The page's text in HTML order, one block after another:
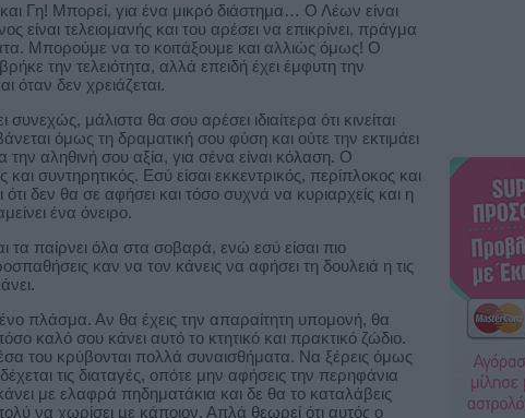
Γη! Μπορεί, για ένα μικρό διάστημα… Ο Λέων είναι
τελειομανής και του αρέσει να επικρίνει, πράγμα
Μπορούμε να το κοιτάξουμε και αλλιώς όμως! Ο
την τελειότητα, αλλά επειδή έχει έμφυτη την
όταν δεν χρειάζεται.
μάλιστα θα σου αρέσει ιδιαίτερα ότι κινείται
όμως τη δραματική σου φύση και ούτε την εκτιμάει
αληθινή σου αξία, για σένα είναι κόλαση. Ο
συντηρητικός. Εσύ είσαι εκκεντρικός, περίπλοκος και
δεν θα σε αφήσει και τόσο συχνά να κυριαρχείς και η
ένα όνειρο.
τα παίρνει όλα στα σοβαρά, ενώ εσύ είσαι πιο
καν να τον κάνεις να αφήσει τη δουλειά η τις
πλάσμα. Αν θα έχεις την απαραίτητη υπομονή, θα
καλό σου κάνει αυτό το κτητικό και πρακτικό ζώδιο.
του κρύβονται πολλά συναισθήματα. Να ξέρεις όμως
τις διαταγές, οπότε μην αφήσεις την περηφάνια
με ελαφρά πηδηματάκια και δε θα το καταλάβεις
να χωρίσει με κάποιον. Απλά θεωρεί ότι αυτός ο